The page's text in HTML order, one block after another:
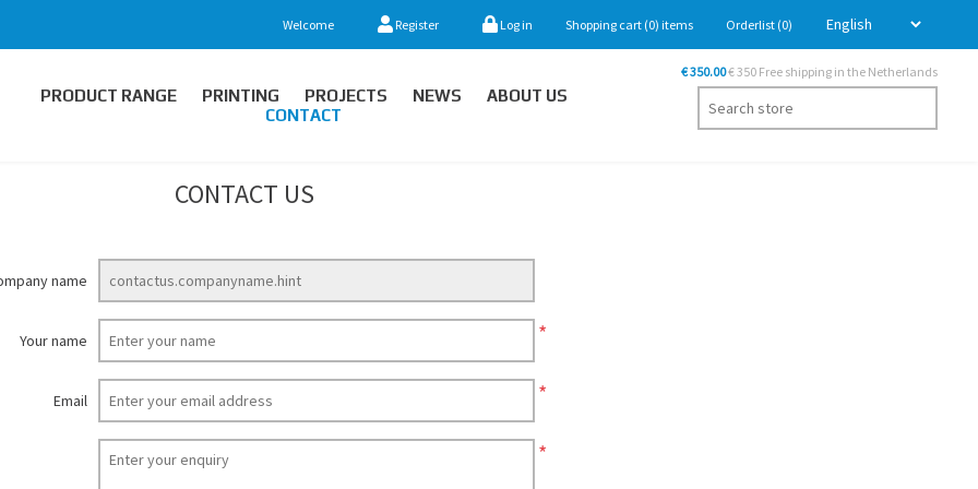
Welcome Register Log in Shopping cart (0) items Orderlist (0)
PRODUCT RANGE PRINTING PROJECTS NEWS
ABOUT US
CONTACT
€ 350.00€ 350 Free shipping in the Netherlands
CONTACT US
name
Your name *
Email *
*